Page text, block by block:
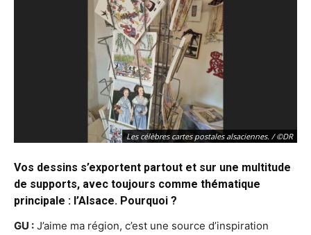
Les célèbres cartes postales alsaciennes. / ©DR
Vos dessins s’exportent partout et sur une multitude
de supports, avec toujours comme thématique
principale : l’Alsace. Pourquoi ?
GU : J’aime ma région, c’est une source d’inspiration